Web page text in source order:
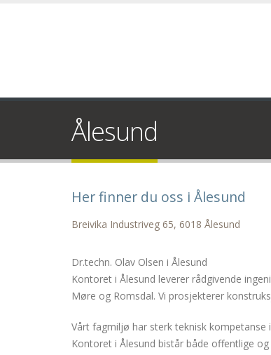
Ålesund
Her finner du oss i Ålesund
Breivika Industriveg 65, 6018 Ålesund
Dr.techn. Olav Olsen i Ålesund
Kontoret i Ålesund leverer rådgivende
Møre og Romsdal. Vi prosjekterer
Vårt fagmiljø har sterk teknisk
Kontoret i Ålesund bistår både offentlige